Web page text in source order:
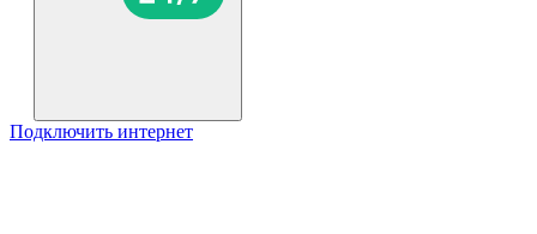
Подключить интернет